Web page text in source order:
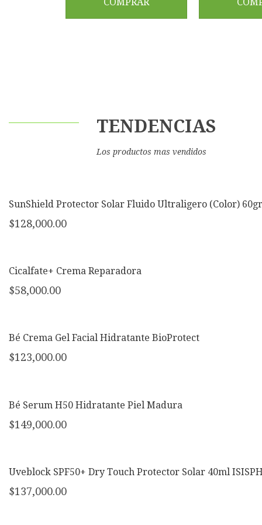
TENDENCIAS
Los productos mas vendidos
SunShield Protector Solar Fluido Ultraligero (Color) 60gr
$128,000.00
Cicalfate+ Crema Reparadora
$58,000.00
Bé Crema Gel Facial Hidratante BioProtect
$123,000.00
Bé Serum H50 Hidratante Piel Madura
$149,000.00
Uveblock SPF50+ Dry Touch Protector Solar 40ml
$137,000.00